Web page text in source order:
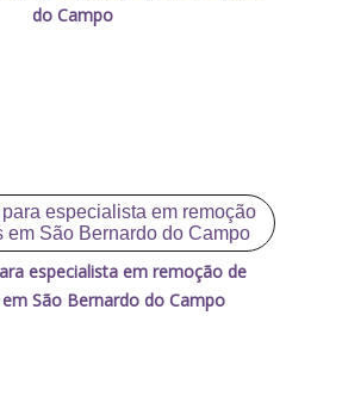
do Campo
especialista em remoção de
São Bernardo do Campo